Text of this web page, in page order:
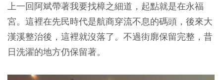
上一回阿斌帶著我要找樟之細道，起點就是在永福
宮。這裡在先民時代是航商穿流不息的碼頭，後來大
漢溪整治後，這裡就沒落了。不過街廓保留完整，昔
日洗濯的地方仍保留著。